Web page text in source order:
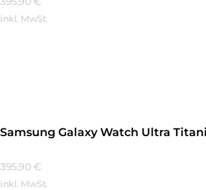
inkl. MwSt.
Samsung Galaxy Watch Ultra
395,90 €
inkl. MwSt.